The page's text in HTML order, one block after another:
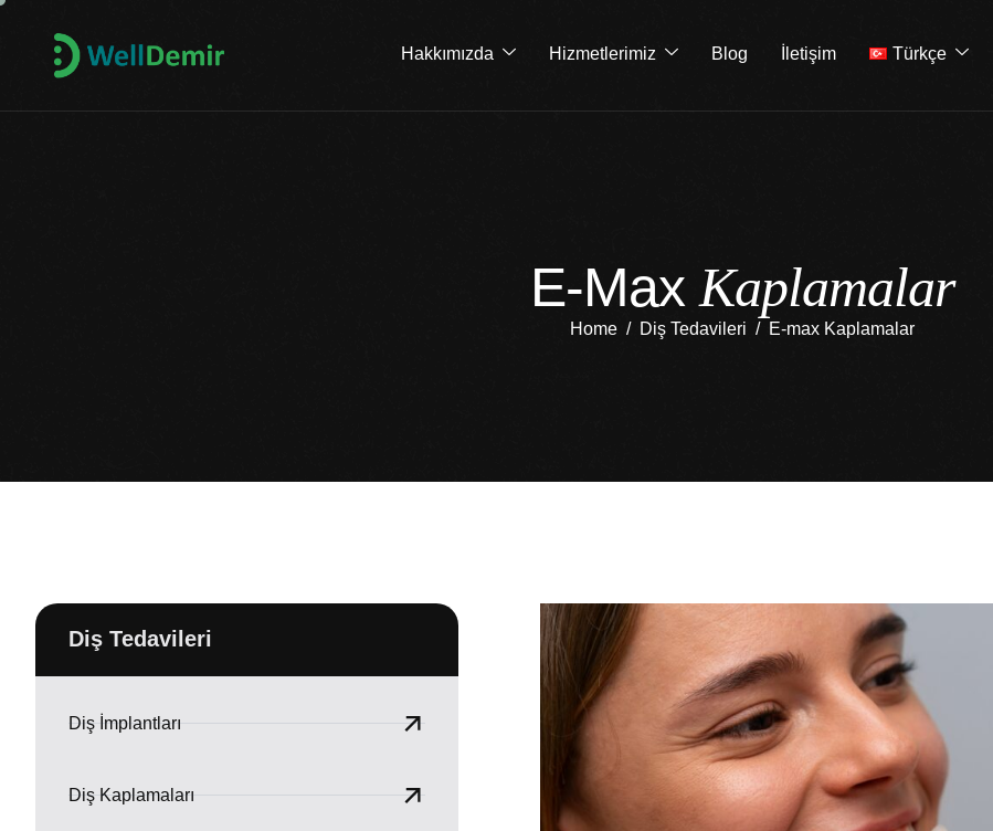
Hakkımızda Hizmetlerimiz Blog İletişim Türkçe
E-Max Kaplamalar
Home Diş Tedavileri E-max Kaplamalar
Diş Tedavileri
Diş İmplantları
Diş Kaplamaları